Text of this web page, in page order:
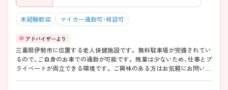
未経験歓迎 マイカー通勤可・相談可
三重県伊勢市に位置する老人保健施設です。 無料駐車場が完備されてい
るので、ご自身のお車での通勤が可能です。 残業は少ないため、仕事とプ
ライベートが両立できる環境です。 ご興味のある方はお気軽にお問い合